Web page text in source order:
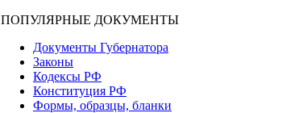
ПОПУЛЯРНЫЕ ДОКУМЕНТЫ
Документы Губернатора
Законы
Кодексы РФ
Конституция РФ
Формы, образцы, бланки